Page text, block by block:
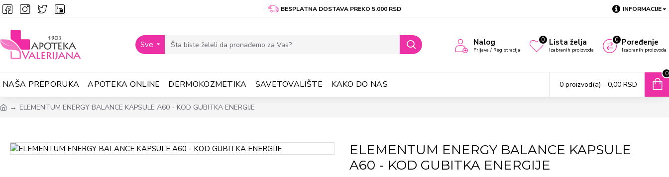
BESPLATNA DOSTAVA PREKO 5.000 RSD INFORMACIJE
Sve Nalog
Prijava / Registracija
Lista želja
Izabranih proizvoda
0 Poređenje
Izabranih proizvoda
0
NAŠA PREPORUKA APOTEKA ONLINE DERMOKOZMETIKA SAVETOVALIŠTE KAKO DO NAS 0 proizvod(a) - 0,00 RSD
0
ELEMENTUM ENERGY BALANCE KAPSULE A60 - KOD GUBITKA ENERGIJE
ELEMENTUM ENERGY BALANCE KAPSULE
A60 - KOD GUBITKA ENERGIJE